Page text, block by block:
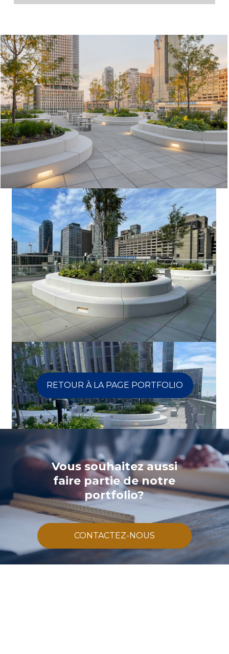
RETOUR À LA PAGE PORTFOLIO
Vous souhaitez aussi
faire partie de notre
portfolio?
CONTACTEZ-NOUS